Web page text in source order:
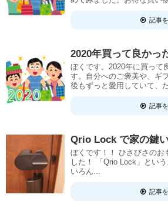
記事
2020年買って良かっ
ぼくです。2020年に買って
す。自分へのご褒美や、ギ
後もずっと愛用していて、
記事
Qrio Lock で家の鍵
ぼくです！！ ひさびさのお
した！ 「Qrio Lock」という
いろん...
記事